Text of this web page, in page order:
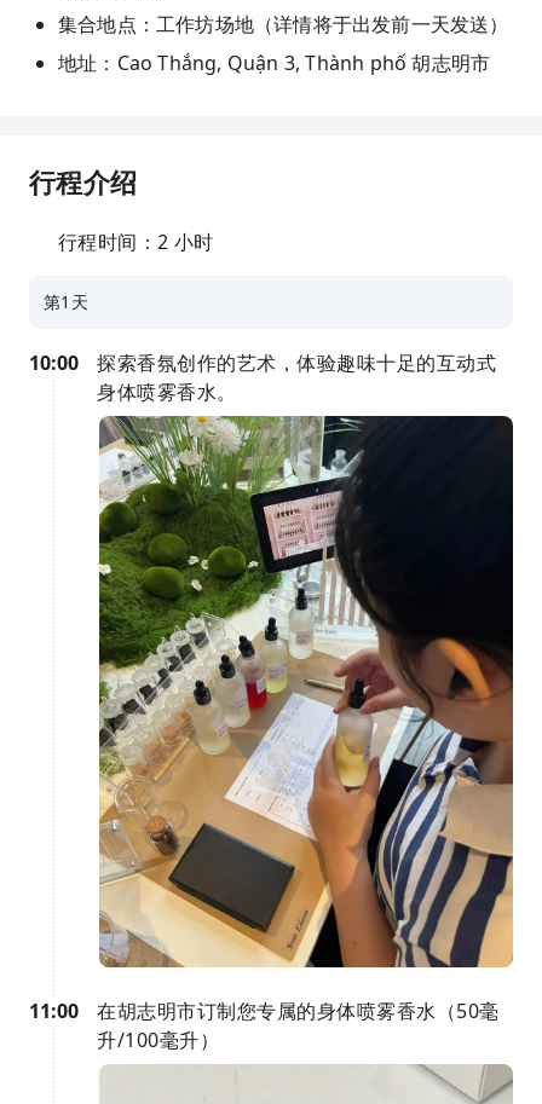
集合地点：工作坊场地（详情将于出发前一天发送）
地址：Cao Thắng, Quận 3, Thành phố 胡志明市
行程介绍
行程时间：2 小时
第1天
10:00
探索香氛创作的艺术，体验趣味十足的互动式
身体喷雾香水。
11:00
在胡志明市订制您专属的身体喷雾香水（50毫
升/100毫升）